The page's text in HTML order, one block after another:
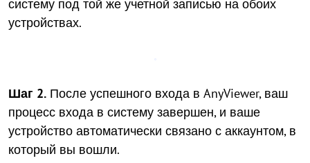
систему под той же учетной записью на обоих
устройствах.
Шаг 2. После успешного входа в AnyViewer, ваш
процесс входа в систему завершен, и ваше
устройство автоматически связано с аккаунтом, в
который вы вошли.